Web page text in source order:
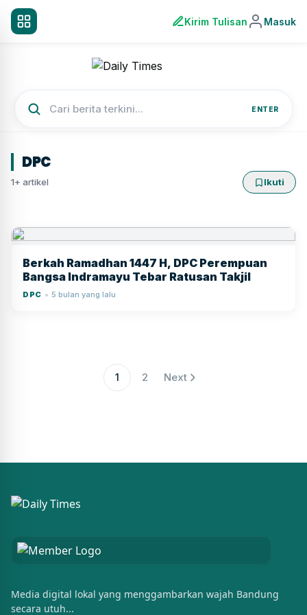
Kirim Tulisan Masuk
ENTER
DPC
1+ artikel Ikuti
Berkah Ramadhan 1447 H, DPC Perempuan
Bangsa Indramayu Tebar Ratusan Takjil
DPC ● 5 bulan yang lalu
1 2 Next
Media digital lokal yang menggambarkan wajah Bandung
secara utuh...